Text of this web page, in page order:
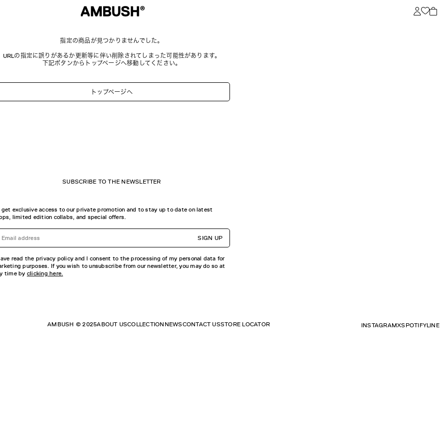
指定の商品が見つかりませんでした。
URLの指定に誤りがあるか更新等に伴い削除されてしまった可能性があります。
下記ボタンからトップページへ移動してください。
トップページへ
SUBSCRIBE TO THE NEWSLETTER
get exclusive access to our private promotion and to stay up to date on latest
limited edition collabs, and special offers.
SIGN UP
read the privacy policy and I consent to the processing of my personal data for
purposes. If you wish to unsubscribe from our newsletter, you may do so at
time by clicking here.
AMBUSH © 2025ABOUT USCOLLECTION NEWSCONTACT USSTORE LOCATOR INSTAGRAMXSPOTIFYLINE